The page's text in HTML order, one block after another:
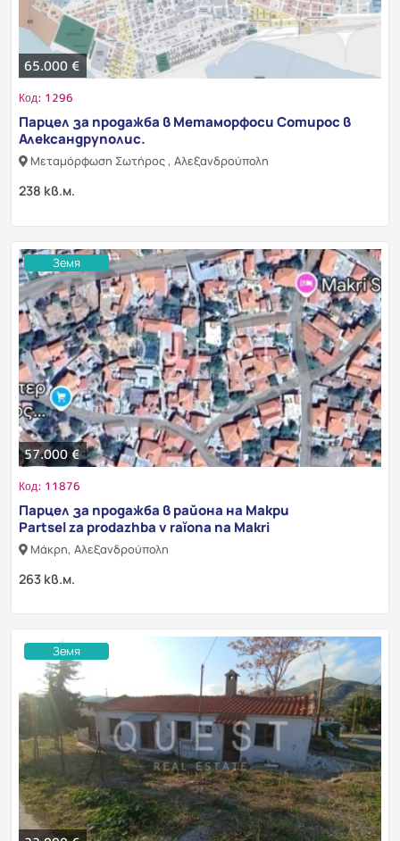
65.000 €
Код: 1296
Парцел за продажба в Метаморфоси Сотирос в
Александруполис.
Μεταμόρφωση Σωτήρος , Αλεξανδρούπολη
238 кв.м.
Земя
57.000 €
Код: 11876
Парцел за продажба в района на Макри
Partsel za prodazhba v raĭona na Makri
Μάκρη, Αλεξανδρούπολη
263 кв.м.
Земя